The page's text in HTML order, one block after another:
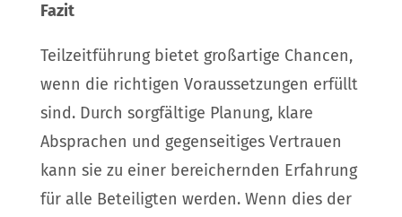
Fazit
Teilzeitführung bietet großartige Chancen,
wenn die richtigen Voraussetzungen erfüllt
sind. Durch sorgfältige Planung, klare
Absprachen und gegenseitiges Vertrauen
kann sie zu einer bereichernden Erfahrung
für alle Beteiligten werden. Wenn dies der